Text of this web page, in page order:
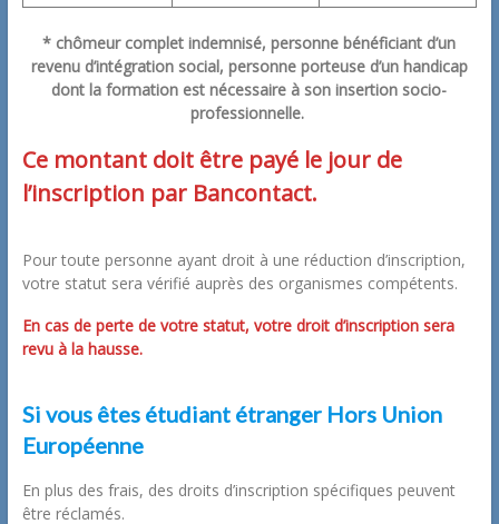
* chômeur complet indemnisé, personne bénéficiant d’un
revenu d’intégration social, personne porteuse d’un handicap
dont la formation est nécessaire à son insertion socio-
professionnelle.
Ce montant doit être payé le jour de
l’inscription par Bancontact.
Pour toute personne ayant droit à une réduction d’inscription,
votre statut sera vérifié auprès des organismes compétents.
En cas de perte de votre statut, votre droit d’inscription sera
revu à la hausse.
Si vous êtes étudiant étranger Hors Union
Européenne
En plus des frais, des droits d’inscription spécifiques peuvent
être réclamés.